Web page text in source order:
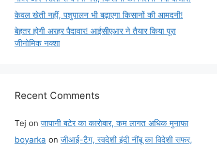
केवल खेती नहीं, पशुपालन भी बढ़ाएगा किसानों की आमदनी!
बेहतर होगी अरहर पैदावार! आईसीएआर ने तैयार किया पूरा
जीनोमिक नक्शा
Recent Comments
Tej onजापानी बटेर का कारोबार, कम लागत अधिक मुनाफा
boyarka onजीआई-टैग, स्वदेशी इंदी नींबू का विदेशी सफर,